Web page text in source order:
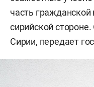
часть
сирийской
Сирии, передает